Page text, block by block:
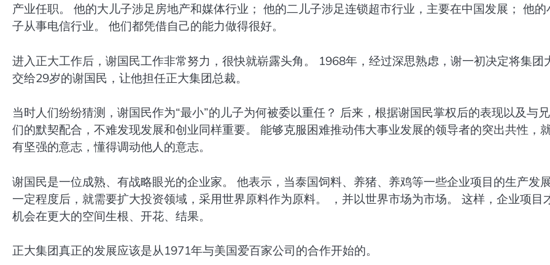
产业任职。 他的大儿子涉足房地产和媒体行业； 他的二儿子涉足连锁超市行业，主要在中国发展； 他的
子从事电信行业。 他们都凭借自己的能力做得很好。
进入正大工作后，谢国民工作非常努力，很快就崭露头角。 1968年，经过深思熟虑，谢一初决定将集团
交给29岁的谢国民，让他担任正大集团总裁。
当时人们纷纷猜测，谢国民作为“最小”的儿子为何被委以重任？ 后来，根据谢国民掌权后的表现以及与
们的默契配合，不难发现发展和创业同样重要。 能够克服困难推动伟大事业发展的领导者的突出共性，
有坚强的意志，懂得调动他人的意志。
谢国民是一位成熟、有战略眼光的企业家。 他表示，当泰国饲料、养猪、养鸡等一些企业项目的生产发
一定程度后，就需要扩大投资领域，采用世界原料作为原料。 ，并以世界市场为市场。 这样，企业项目
机会在更大的空间生根、开花、结果。
正大集团真正的发展应该是从1971年与美国爱百家公司的合作开始的。